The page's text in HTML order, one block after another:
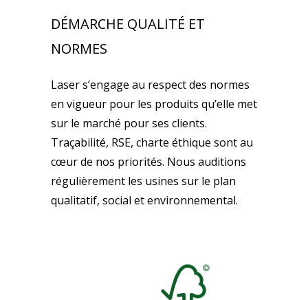
DÉMARCHE QUALITÉ ET
NORMES
Laser s’engage au respect des normes
en vigueur pour les produits qu’elle met
sur le marché pour ses clients.
Traçabilité, RSE, charte éthique sont au
cœur de nos priorités. Nous auditions
régulièrement les usines sur le plan
qualitatif, social et environnemental.